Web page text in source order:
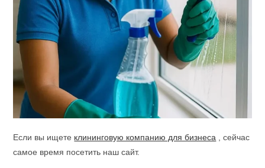
Если вы ищете клининговую компанию для бизнеса , сейчас
самое время посетить наш сайт.